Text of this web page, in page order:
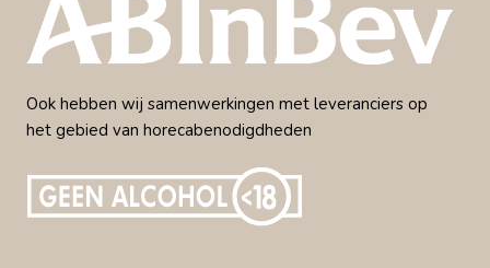
Ook hebben wij samenwerkingen met leveranciers op
het gebied van horecabenodigdheden